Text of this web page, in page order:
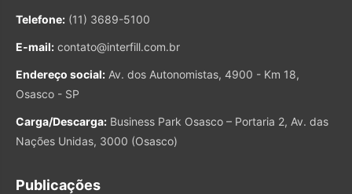
Telefone: (11) 3689-5100
E-mail: contato@interfill.com.br
Endereço social: Av. dos Autonomistas, 4900 - Km 18,
Osasco - SP
Carga/Descarga: Business Park Osasco – Portaria 2, Av. das
Nações Unidas, 3000 (Osasco)
Publicações